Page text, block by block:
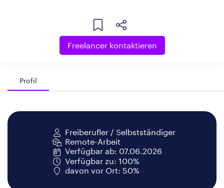
Freelancer kontaktieren
Profil
Freiberufler / Selbstständiger
Remote-Arbeit
Verfügbar ab: 07.06.2026
Verfügbar zu: 100%
davon vor Ort: 50%